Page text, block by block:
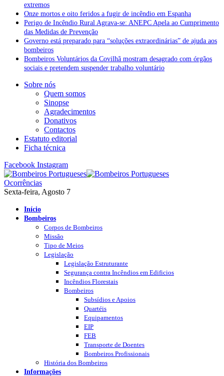
extremos
Onze mortos e oito feridos a fugir de incêndio em Espanha
Perigo de Incêndio Rural Agrava-se: ANEPC Apela ao Cumprimento
das Medidas de Prevenção
Governo está preparado para “soluções extraordinárias” de ajuda aos
bombeiros
Bombeiros Voluntários da Covilhã mostram desagrado com órgãos
sociais e pretendem suspender trabalho voluntário
Sobre nós
Quem somos
Sinopse
Agradecimentos
Donativos
Contactos
Estatuto editorial
Ficha técnica
Facebook Instagram
Ocorrências
Sexta-feira, Agosto 7
Início
Bombeiros
Corpos de Bombeiros
Missão
Tipo de Meios
Legislação
Legislação Estruturante
Segurança contra Incêndios em Edificios
Incêndios Florestais
Bombeiros
Subsídios e Apoios
Quartéis
Equipamentos
EIP
FEB
Transporte de Doentes
Bombeiros Profissionais
História dos Bombeiros
Informações